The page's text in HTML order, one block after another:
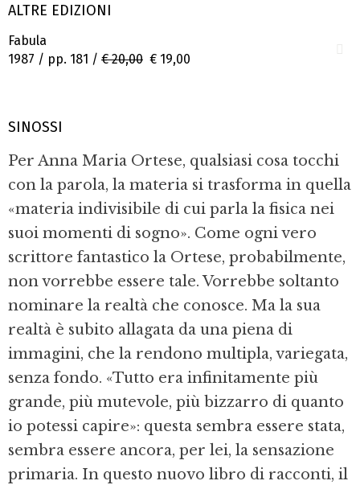
ALTRE EDIZIONI
Fabula
1987 / pp. 181 / € 20,00 € 19,00
SINOSSI
Per Anna Maria Ortese, qualsiasi cosa tocchi
con la parola, la materia si trasforma in quella
«materia indivisibile di cui parla la fisica nei
suoi momenti di sogno». Come ogni vero
scrittore fantastico la Ortese, probabilmente,
non vorrebbe essere tale. Vorrebbe soltanto
nominare la realtà che conosce. Ma la sua
realtà è subito allagata da una piena di
immagini, che la rendono multipla, variegata,
senza fondo. «Tutto era infinitamente più
grande, più mutevole, più bizzarro di quanto
io potessi capire»: questa sembra essere stata,
sembra essere ancora, per lei, la sensazione
primaria. In questo nuovo libro di racconti, il